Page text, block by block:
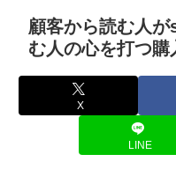
顧客から読む人
む人の心を打つ
X
LINE